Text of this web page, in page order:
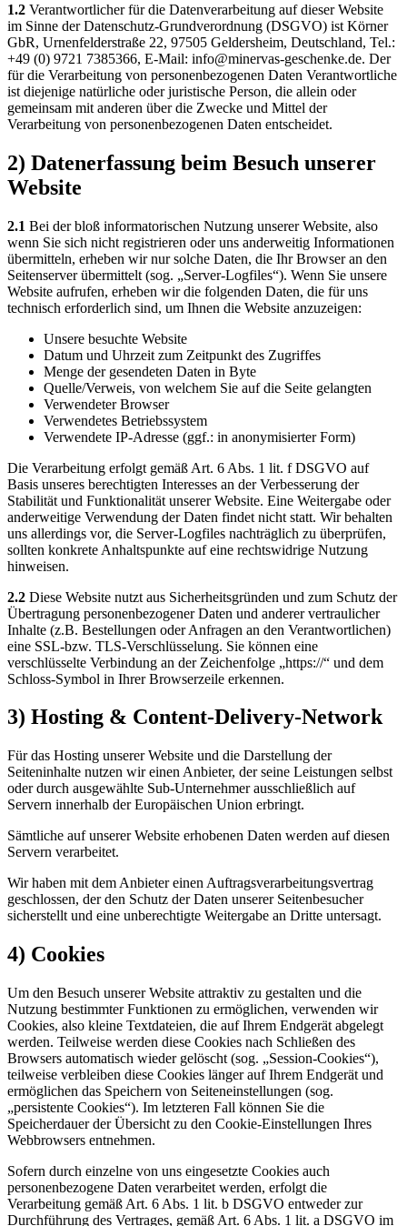
1.2 Verantwortlicher für die Datenverarbeitung auf dieser Website
im Sinne der Datenschutz-Grundverordnung (DSGVO) ist Körner
GbR, Urnenfelderstraße 22, 97505 Geldersheim, Deutschland, Tel.:
+49 (0) 9721 7385366, E-Mail: info@minervas-geschenke.de. Der
für die Verarbeitung von personenbezogenen Daten Verantwortliche
ist diejenige natürliche oder juristische Person, die allein oder
gemeinsam mit anderen über die Zwecke und Mittel der
Verarbeitung von personenbezogenen Daten entscheidet.
2) Datenerfassung beim Besuch unserer
Website
2.1 Bei der bloß informatorischen Nutzung unserer Website, also
wenn Sie sich nicht registrieren oder uns anderweitig Informationen
übermitteln, erheben wir nur solche Daten, die Ihr Browser an den
Seitenserver übermittelt (sog. „Server-Logfiles“). Wenn Sie unsere
Website aufrufen, erheben wir die folgenden Daten, die für uns
technisch erforderlich sind, um Ihnen die Website anzuzeigen:
Unsere besuchte Website
Datum und Uhrzeit zum Zeitpunkt des Zugriffes
Menge der gesendeten Daten in Byte
Quelle/Verweis, von welchem Sie auf die Seite gelangten
Verwendeter Browser
Verwendetes Betriebssystem
Verwendete IP-Adresse (ggf.: in anonymisierter Form)
Die Verarbeitung erfolgt gemäß Art. 6 Abs. 1 lit. f DSGVO auf
Basis unseres berechtigten Interesses an der Verbesserung der
Stabilität und Funktionalität unserer Website. Eine Weitergabe oder
anderweitige Verwendung der Daten findet nicht statt. Wir behalten
uns allerdings vor, die Server-Logfiles nachträglich zu überprüfen,
sollten konkrete Anhaltspunkte auf eine rechtswidrige Nutzung
hinweisen.
2.2 Diese Website nutzt aus Sicherheitsgründen und zum Schutz der
Übertragung personenbezogener Daten und anderer vertraulicher
Inhalte (z.B. Bestellungen oder Anfragen an den Verantwortlichen)
eine SSL-bzw. TLS-Verschlüsselung. Sie können eine
verschlüsselte Verbindung an der Zeichenfolge „https://“ und dem
Schloss-Symbol in Ihrer Browserzeile erkennen.
3) Hosting & Content-Delivery-Network
Für das Hosting unserer Website und die Darstellung der
Seiteninhalte nutzen wir einen Anbieter, der seine Leistungen selbst
oder durch ausgewählte Sub-Unternehmer ausschließlich auf
Servern innerhalb der Europäischen Union erbringt.
Sämtliche auf unserer Website erhobenen Daten werden auf diesen
Servern verarbeitet.
Wir haben mit dem Anbieter einen Auftragsverarbeitungsvertrag
geschlossen, der den Schutz der Daten unserer Seitenbesucher
sicherstellt und eine unberechtigte Weitergabe an Dritte untersagt.
4) Cookies
Um den Besuch unserer Website attraktiv zu gestalten und die
Nutzung bestimmter Funktionen zu ermöglichen, verwenden wir
Cookies, also kleine Textdateien, die auf Ihrem Endgerät abgelegt
werden. Teilweise werden diese Cookies nach Schließen des
Browsers automatisch wieder gelöscht (sog. „Session-Cookies“),
teilweise verbleiben diese Cookies länger auf Ihrem Endgerät und
ermöglichen das Speichern von Seiteneinstellungen (sog.
„persistente Cookies“). Im letzteren Fall können Sie die
Speicherdauer der Übersicht zu den Cookie-Einstellungen Ihres
Webbrowsers entnehmen.
Sofern durch einzelne von uns eingesetzte Cookies auch
personenbezogene Daten verarbeitet werden, erfolgt die
Verarbeitung gemäß Art. 6 Abs. 1 lit. b DSGVO entweder zur
Durchführung des Vertrages, gemäß Art. 6 Abs. 1 lit. a DSGVO im